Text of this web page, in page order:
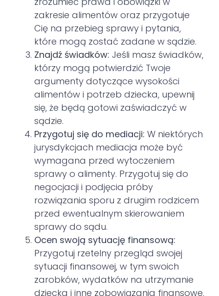
zakresie alimentów oraz przygotuje
Cię na przebieg sprawy i pytania,
które mogą zostać zadane w sądzie.
Znajdź świadków: Jeśli masz świadków,
którzy mogą potwierdzić Twoje
argumenty dotyczące wysokości
alimentów i potrzeb dziecka, upewnij
się, że będą gotowi zaświadczyć w
sądzie.
Przygotuj się do mediacji: W niektórych
jurysdykcjach mediacja może być
wymagana przed wytoczeniem
sprawy o alimenty. Przygotuj się do
negocjacji i podjęcia próby
rozwiązania sporu z drugim rodzicem
przed ewentualnym skierowaniem
sprawy do sądu.
Ocen swoją sytuację finansową:
Przygotuj rzetelny przegląd swojej
sytuacji finansowej, w tym swoich
zarobków, wydatków na utrzymanie
dziecka i inne zobowiązania finansowe.